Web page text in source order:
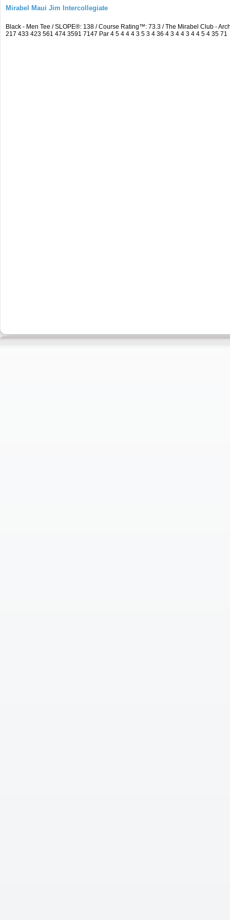
Mirabel Maui Jim Intercollegiate
Black - Men Tee / SLOPE®: 138 / Course Rating™: 73.3 / The Mirabel Club -
217 433 423 561 474 3591 7147 Par 4 5 4 4 4 3 5 3 4 36 4 3 4 4 3 4 4 5 4 35 71